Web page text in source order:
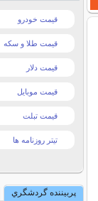
قیمت خودرو
قیمت طلا و سکه
قیمت دلار
قیمت موبایل
قیمت تبلت
تیتر روزنامه ها
پربیننده گردشگري